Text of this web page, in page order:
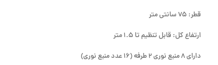
قطر: 75 سانتی متر
ارتفاع کل: قابل تنظیم تا 1.5 متر
دارای 8 منبع نوری 2 طرفه (16 عدد منبع نوری)